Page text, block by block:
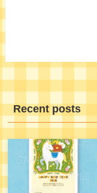
Recent posts